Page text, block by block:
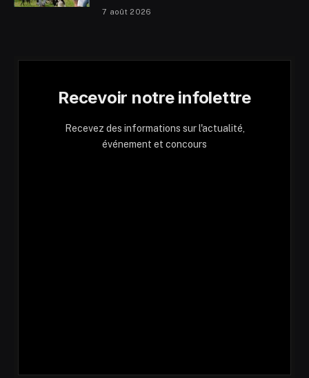
7 août 2026
Recevoir notre infolettre
Recevez des informations sur l'actualité,
événement et concours